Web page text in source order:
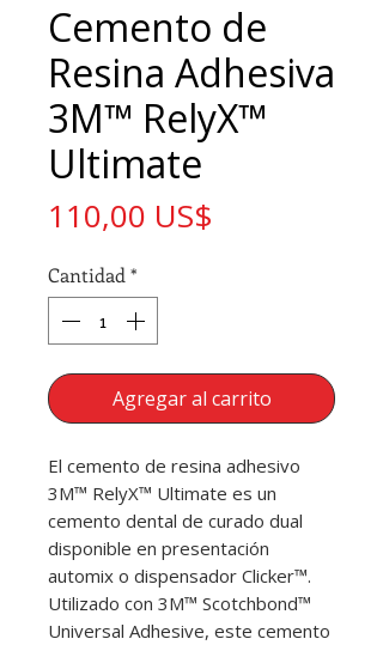
Cemento de
Resina Adhesiva
3M™ RelyX™
Ultimate
110,00 US$
Cantidad *
Agregar al carrito
El cemento de resina adhesivo
3M™ RelyX™ Ultimate es un
cemento dental de curado dual
disponible en presentación
automix o dispensador Clicker™.
Utilizado con 3M™ Scotchbond™
Universal Adhesive, este cemento